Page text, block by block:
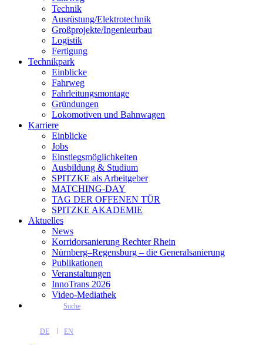
Technik
Ausrüstung/Elektrotechnik
Großprojekte/Ingenieurbau
Logistik
Fertigung
Technikpark
Einblicke
Fahrweg
Fahrleitungsmontage
Gründungen
Lokomotiven und Bahnwagen
Karriere
Einblicke
Jobs
Einstiegsmöglichkeiten
Ausbildung & Studium
SPITZKE als Arbeitgeber
MATCHING-DAY
TAG DER OFFENEN TÜR
SPITZKE AKADEMIE
Aktuelles
News
Korridorsanierung Rechter Rhein
Nürnberg–Regensburg – die Generalsanierung
Publikationen
Veranstaltungen
InnoTrans 2026
Video-Mediathek
Suche
DE EN